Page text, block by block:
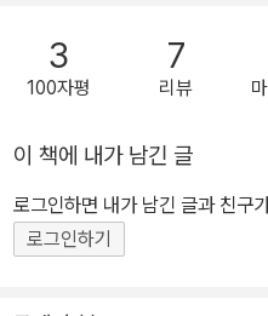
젊은비평가상, 국제비평가협회
69회 베니스국제영화제 황금사
를 잡은 사람들의 이야기를 담은
마음의숲에서 출간되었다. 암 투병 중에도 대하소설 토지를 끝까지
붙들게 만들어 오늘날 거작을 완
고 산골 초등학교 선생님으로서
독 김기덕이 돈과 명예가 최고가
찰나! 피아니스트 노영심이 스쳐
음에 긴 여운을 남긴 연주곡을 작
3
100자평
7
리뷰
이 책에 내가 남긴 글
로그인하면 내가 남긴 글과 친구
로그인하기